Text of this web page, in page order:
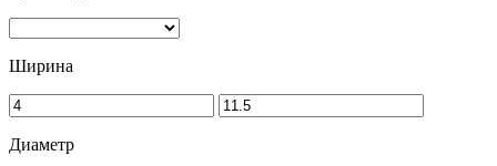
Ширина
Диаметр